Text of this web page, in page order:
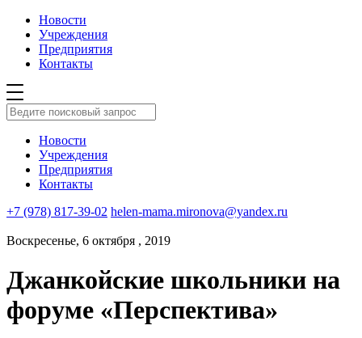
Новости
Учреждения
Предприятия
Контакты
Новости
Учреждения
Предприятия
Контакты
+7 (978) 817-39-02 helen-mama.mironova@yandex.ru
Воскресенье, 6 октября , 2019
Джанкойские школьники на
форуме «Перспектива»